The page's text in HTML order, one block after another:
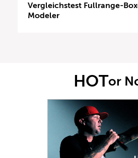
Vergleichstest Fullrange-
Modeler
HOTor